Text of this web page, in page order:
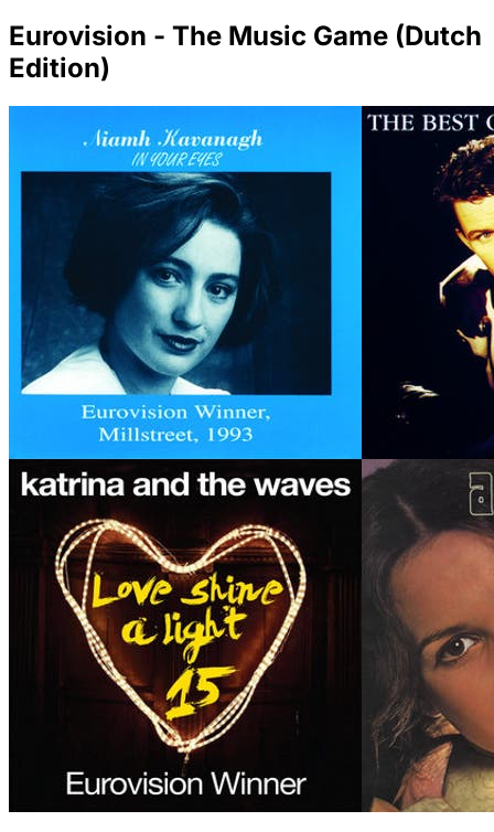
Eurovision - The Music Game (Dutch
Edition)